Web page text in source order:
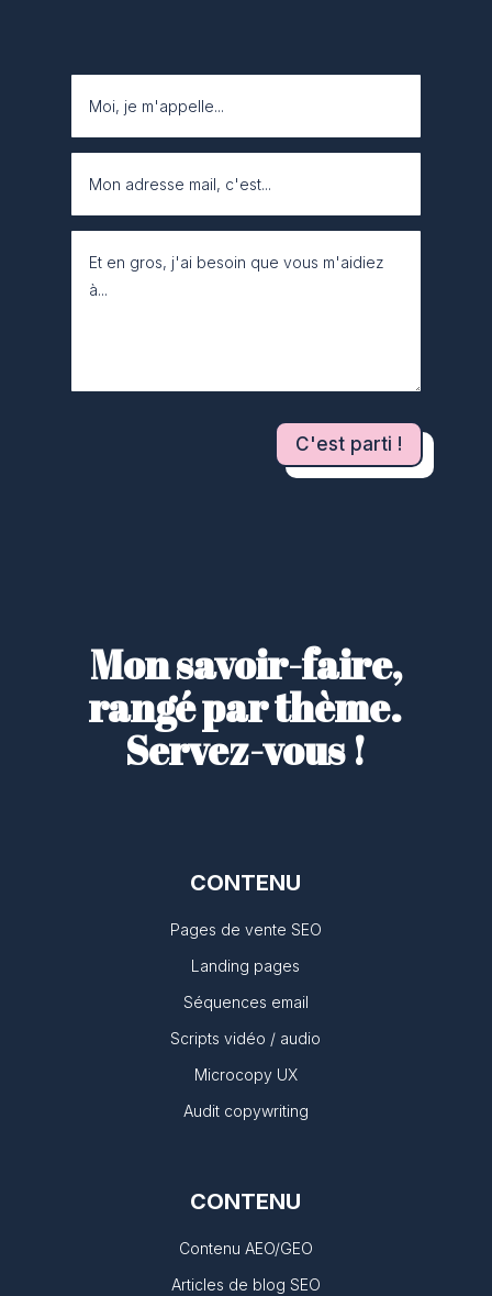
C'est parti !
Mon savoir-faire,
rangé par thème.
Servez-vous !
CONTENU
Pages de vente SEO
Landing pages
Séquences email
Scripts vidéo / audio
Microcopy UX
Audit copywriting
CONTENU
Contenu AEO/GEO
Articles de blog SEO